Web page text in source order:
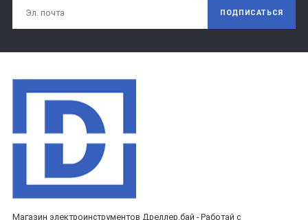
ПОДПИСАТЬСЯ
Магазин электроинструментов Дреллер.бай - Работай с